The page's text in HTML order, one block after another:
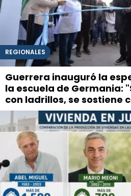
REGIONALES
Guerrera inauguró la
la escuela de Germania:
con ladrillos, se sostiene